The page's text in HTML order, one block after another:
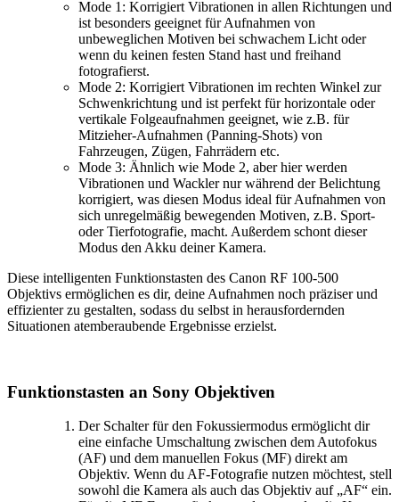
Mode 1: Korrigiert Vibrationen in allen Richtungen und
ist besonders geeignet für Aufnahmen von
unbeweglichen Motiven bei schwachem Licht oder
wenn du keinen festen Stand hast und freihand
fotografierst.
Mode 2: Korrigiert Vibrationen im rechten Winkel zur
Schwenkrichtung und ist perfekt für horizontale oder
vertikale Folgeaufnahmen geeignet, wie z.B. für
Mitzieher-Aufnahmen (Panning-Shots) von
Fahrzeugen, Zügen, Fahrrädern etc.
Mode 3: Ähnlich wie Mode 2, aber hier werden
Vibrationen und Wackler nur während der Belichtung
korrigiert, was diesen Modus ideal für Aufnahmen von
sich unregelmäßig bewegenden Motiven, z.B. Sport-
oder Tierfotografie, macht. Außerdem schont dieser
Modus den Akku deiner Kamera.
Diese intelligenten Funktionstasten des Canon RF 100-500
Objektivs ermöglichen es dir, deine Aufnahmen noch präziser und
effizienter zu gestalten, sodass du selbst in herausfordernden
Situationen atemberaubende Ergebnisse erzielst.
Funktionstasten an Sony Objektiven
Der Schalter für den Fokussiermodus ermöglicht dir
eine einfache Umschaltung zwischen dem Autofokus
(AF) und dem manuellen Fokus (MF) direkt am
Objektiv. Wenn du AF-Fotografie nutzen möchtest, stell
sowohl die Kamera als auch das Objektiv auf „AF“ ein.